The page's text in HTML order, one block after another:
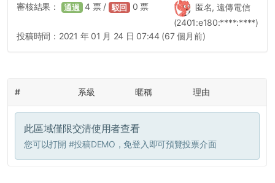
匿名, 遠傳電信
(2401:e180:****:****)
審核結果： 通過 4 票 / 駁回 0 票
投稿時間： 2021 年 01 月 24 日 07:44 (67 個月前)
# 系級 暱稱 理由
此區域僅限交清使用者查看
您可以打開 #投稿DEMO ，免登入即可預覽投票介面